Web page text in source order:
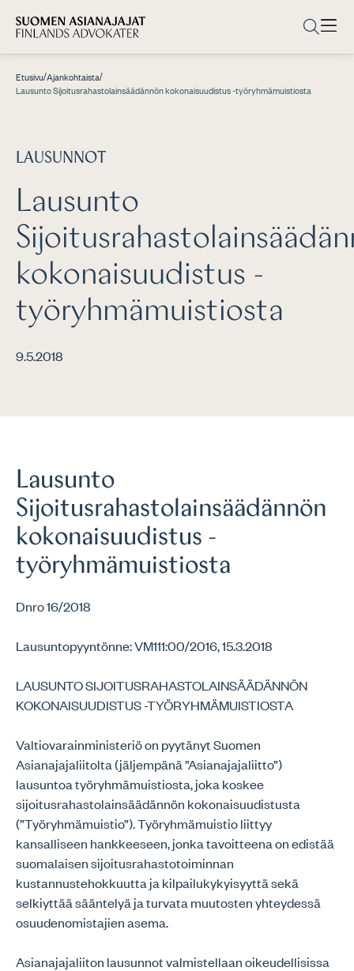
Etusivu/Ajankohtaista/
Lausunto Sijoitusrahastolainsäädännön kokonaisuudistus -työryhmämuistiosta
LAUSUNNOT
Lausunto
kokonaisuudistus -
työryhmämuistiosta
9.5.2018
Lausunto
Sijoitusrahastolainsäädännön
kokonaisuudistus -
työryhmämuistiosta
Dnro 16/2018
Lausuntopyyntönne: VM111:00/2016, 15.3.2018
LAUSUNTO SIJOITUSRAHASTOLAINSÄÄDÄNNÖN
KOKONAISUUDISTUS -TYÖRYHMÄMUISTIOSTA
Valtiovarainministeriö on pyytänyt Suomen
Asianajajaliitolta (jäljempänä ”Asianajajaliitto”)
lausuntoa työryhmämuistiosta, joka koskee
sijoitusrahastolainsäädännön kokonaisuudistusta
(”Työryhmämuistio”). Työryhmämuistio liittyy
kansalliseen hankkeeseen, jonka tavoitteena on edistää
suomalaisen sijoitusrahastotoiminnan
kustannustehokkuutta ja kilpailukykyisyyttä sekä
selkiyttää sääntelyä ja turvata muutosten yhteydessä
osuudenomistajien asema.
Asianajajaliiton lausunnot valmistellaan oikeudellisissa